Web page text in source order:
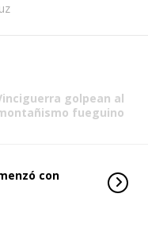
golpean al
fueguino
con